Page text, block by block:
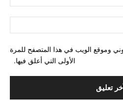
وموقع الويب في هذا المتصفح للمرة
الأولى التي أعلق فيها.